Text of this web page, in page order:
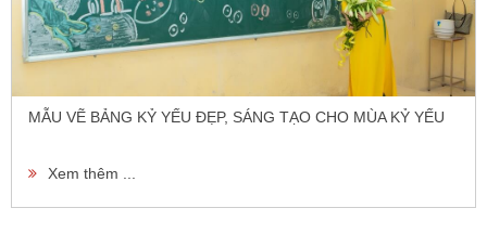
MẪU VẼ BẢNG KỶ YẾU ĐẸP, SÁNG TẠO CHO MÙA KỶ YẾU
Xem thêm ...